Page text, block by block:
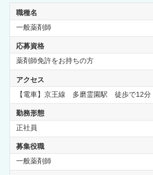
職種名
一般薬剤師
応募資格
薬剤師免許をお持ちの方
アクセス
【電車】京王線 多磨霊園駅 徒歩で12分
勤務形態
正社員
募集役職
一般薬剤師